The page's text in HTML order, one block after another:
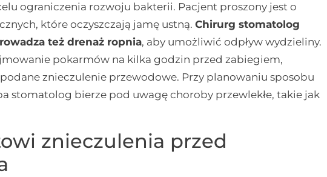
ograniczenia rozwoju bakterii. Pacjent proszony jest o
które oczyszczają jamę ustną.Chirurg stomatolog
też drenaż ropnia, aby umożliwić odpływ wydzieliny.
pokarmów na kilka godzin przed zabiegiem,
znieczulenie przewodowe. Przy planowaniu sposobu
stomatolog bierze pod uwagę choroby przewlekłe, takie jak
znieczulenia przed